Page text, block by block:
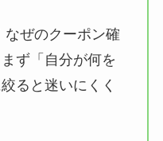
なぜのクーポン確
ず「自分が何を
ると迷いにくく